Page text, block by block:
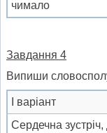
чимало
Завдання 4
Випиши
І варіант
Сердечна зустріч,